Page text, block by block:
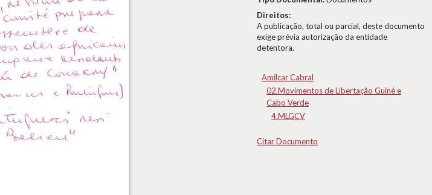
Direitos:
A publicação, total ou parcial, deste documento
exige prévia autorização da entidade
detentora.
Amílcar Cabral
02.Movimentos de Libertação Guiné e
Cabo Verde
4.MLGCV
Citar Documento